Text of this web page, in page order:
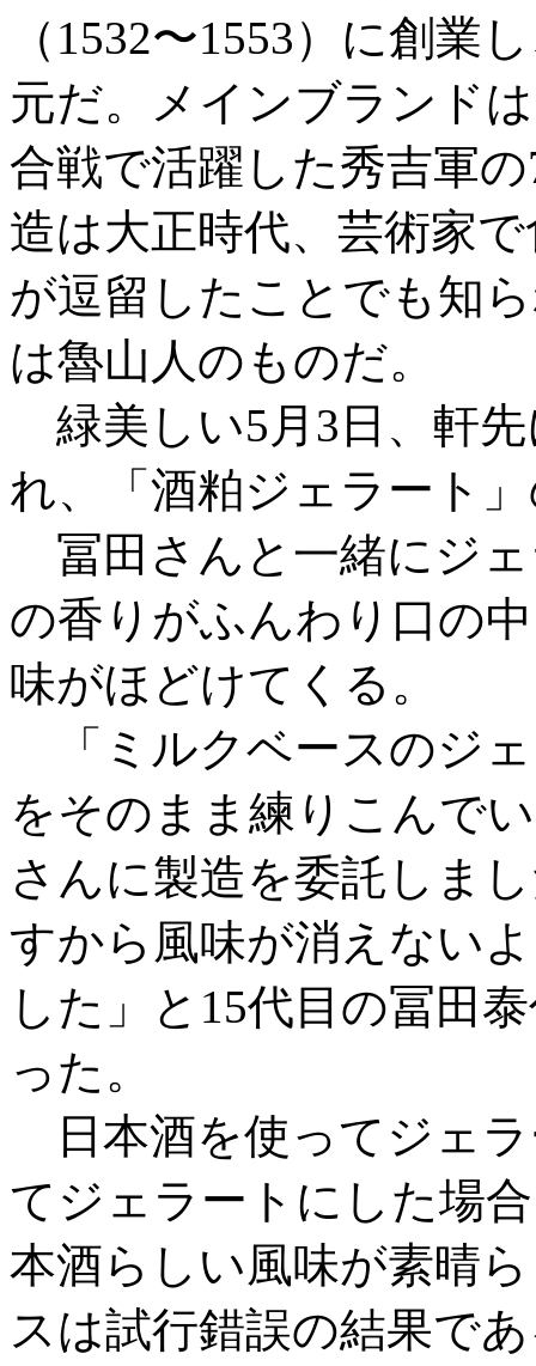
（1532〜1553）に創業
元だ。メインブランド
合戦で活躍した秀吉軍
造は大正時代、芸術家
が逗留したことでも知
は魯山人のものだ。
緑美しい5月3日、軒
れ、「酒粕ジェラート
冨田さんと一緒にジ
の香りがふんわり口の
味がほどけてくる。
「ミルクベースのジ
をそのまま練りこんで
さんに製造を委託しま
すから風味が消えない
した」と15代目の冨田
った。
日本酒を使ってジェ
てジェラートにした場
本酒らしい風味が素晴
スは試行錯誤の結果で